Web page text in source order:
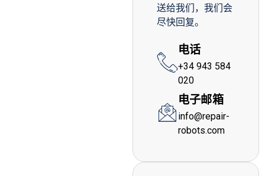
送给我们，我们会
尽快回复。
电话
+34 943 584
020
电子邮箱
info@repair-
robots.com